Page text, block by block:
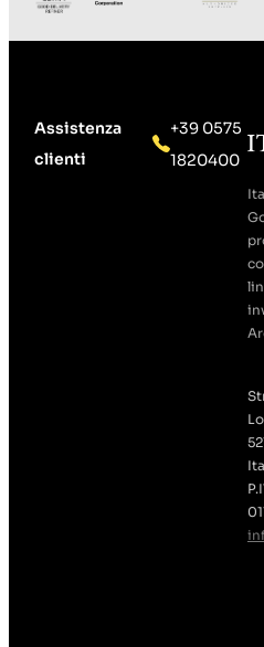
Assistenza
clienti
+39 0575
1820400